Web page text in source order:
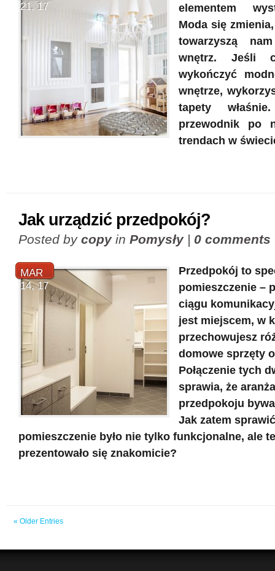
21, 17
elementem
Moda się
towarzyszą
wnętrz. Jeśli
wykończyć
wnętrze,
tapety
przewodnik po
trendach w
Jak urządzić przedpokój?
Posted by copyin Pomysły| 0 comments
MAR
14, 17
Przedpokój to
pomieszczenie –
ciągu
jest miejscem, w
przechowujesz
domowe sprzęty
Połączenie tych
sprawia, że
przedpokoju
Jak zatem
pomieszczenie było nie tylko funkcjonalne, ale
prezentowało się znakomicie?
« Older Entries